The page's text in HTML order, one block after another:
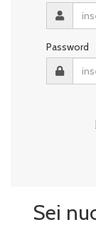
Password
Sei